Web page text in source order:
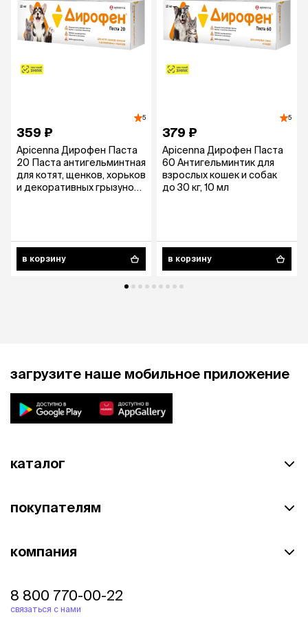
5
359 ₽
Apicenna Дирофен Паста
20 Паста антигельминтная
для котят, щенков, хорьков
и декоративных грызунов,
в корзину
5
379 ₽
Apicenna Дирофен Паста
60 Антигельминтик для
взрослых кошек и собак
до 30 кг, 10 мл
в корзину
загрузите наше мобильное приложение
каталог
покупателям
компания
8 800 770-00-22
связаться с нами